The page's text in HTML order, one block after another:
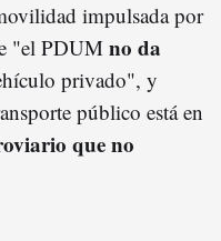
impulsada por
"el PDUM no da
privado", y
público está en
que no